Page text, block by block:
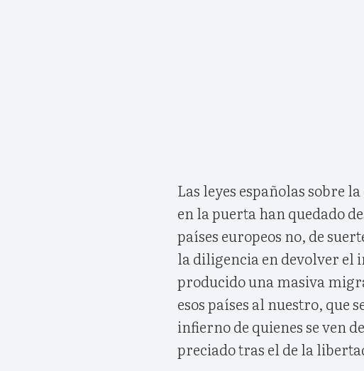
Las leyes españolas sobre
en la puerta han quedado
países europeos no, de
la diligencia en devolver el
producido una masiva
esos países al nuestro, que
infierno de quienes se ven
preciado tras el de la